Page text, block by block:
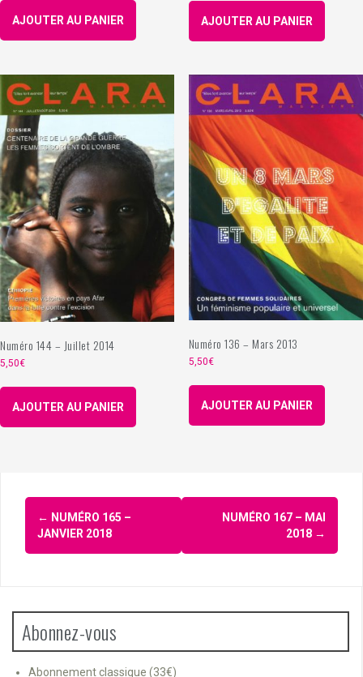
AJOUTER AU PANIER AJOUTER AU PANIER
Numéro 144 – Juillet 2014
5,50€
AJOUTER AU PANIER
Numéro 136 – Mars 2013
5,50€
AJOUTER AU PANIER
Navigation
d'article
← NUMÉRO 165 –
JANVIER 2018
NUMÉRO 167 – MAI
2018 →
Abonnez-vous
Abonnement classique (33€)